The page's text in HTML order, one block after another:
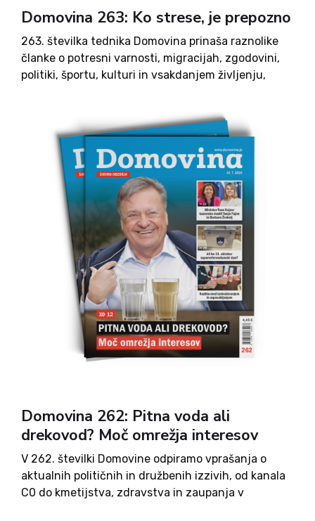
Domovina 263: Ko strese, je prepozno
263. številka tednika Domovina prinaša raznolike
članke o potresni varnosti, migracijah, zgodovini,
politiki, športu, kulturi in vsakdanjem življenju,
križanko in šale.
Domovina 262: Pitna voda ali
drekovod? Moč omrežja interesov
V 262. številki Domovine odpiramo vprašanja o
aktualnih političnih in družbenih izzivih, od kanala
C0 do kmetijstva, zdravstva in zaupanja v